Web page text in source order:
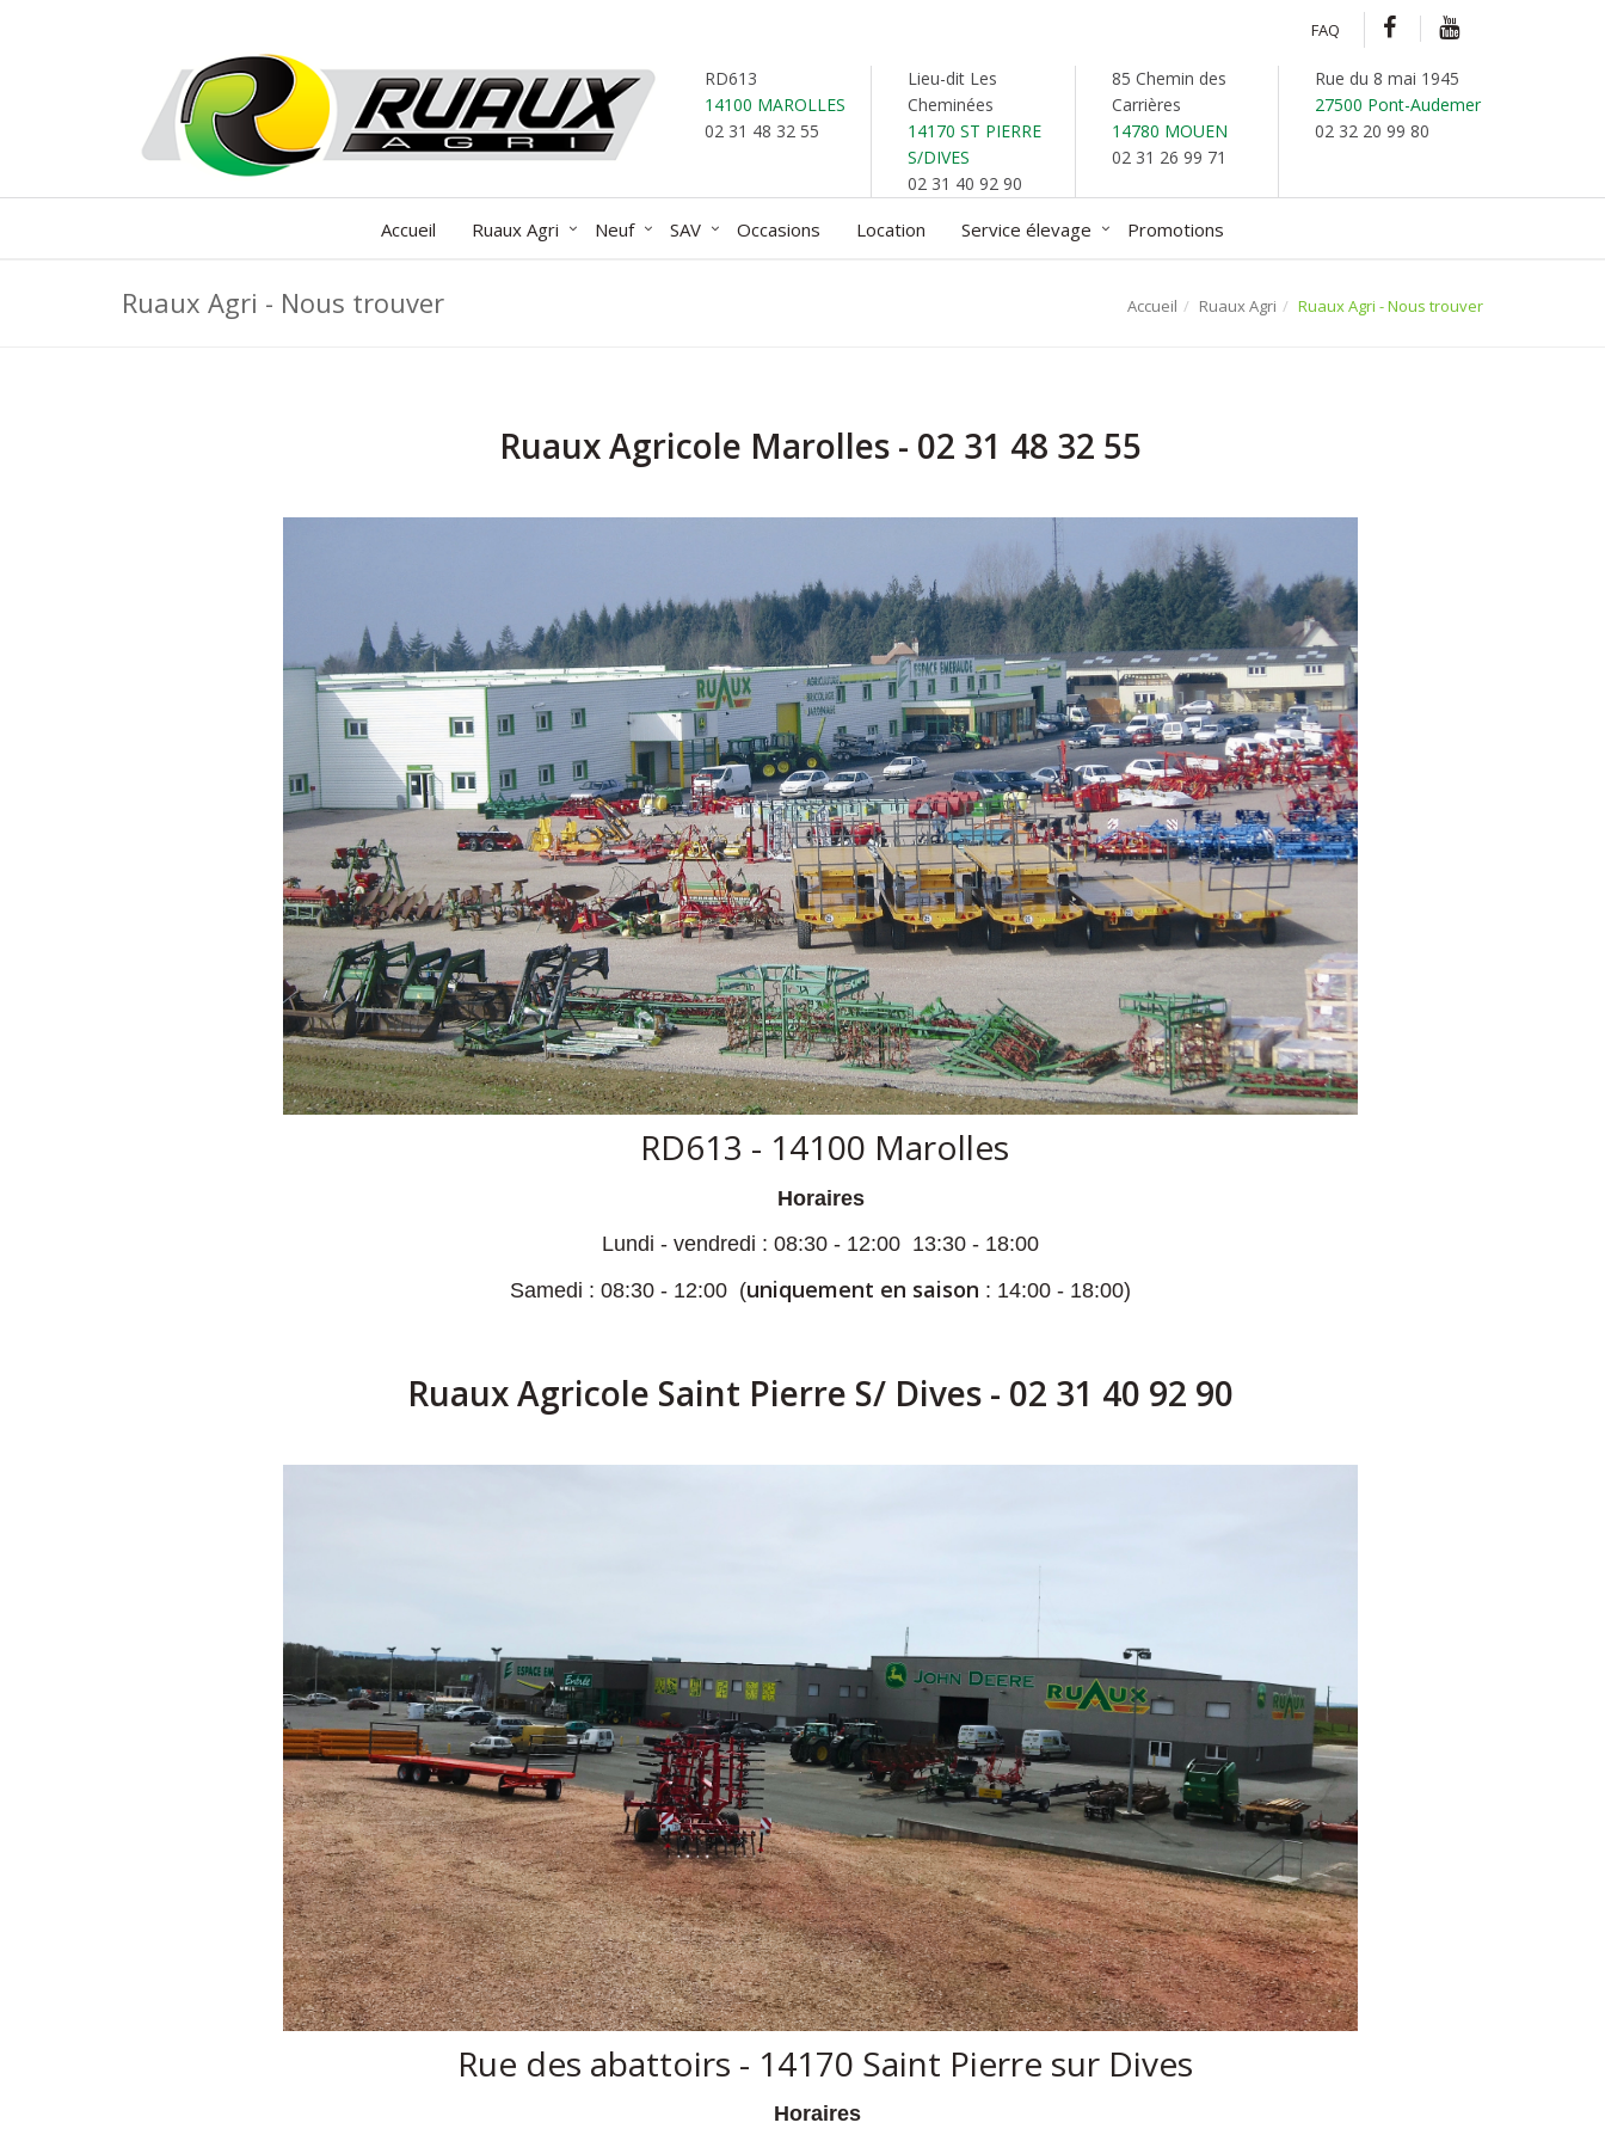
FAQ
RD613
14100 MAROLLES
02 31 48 32 55
Lieu-dit Les
Cheminées
14170 ST PIERRE
S/DIVES
02 31 40 92 90
85 Chemin des
Carrières
14780 MOUEN
02 31 26 99 71
Rue du 8 mai 1945
27500 Pont-Audemer
02 32 20 99 80
Accueil Ruaux Agri Neuf SAV Occasions Location Service élevage Promotions
Ruaux Agri - Nous trouver Accueil Ruaux Agri Ruaux Agri - Nous trouver
Ruaux Agricole Marolles - 02 31 48 32 55
RD613 - 14100 Marolles
Horaires
Lundi - vendredi : 08:30 - 12:00 13:30 - 18:00
Samedi : 08:30 - 12:00 (uniquement en saison : 14:00 - 18:00)
Ruaux Agricole Saint Pierre S/ Dives - 02 31 40 92 90
Rue des abattoirs - 14170 Saint Pierre sur Dives
Horaires